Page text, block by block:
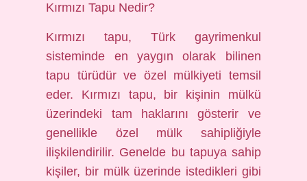
Kırmızı Tapu Nedir?
Kırmızı tapu, Türk gayrimenkul
sisteminde en yaygın olarak bilinen
tapu türüdür ve özel mülkiyeti temsil
eder. Kırmızı tapu, bir kişinin mülkü
üzerindeki tam haklarını gösterir ve
genellikle özel mülk sahipliğiyle
ilişkilendirilir. Genelde bu tapuya sahip
kişiler, bir mülk üzerinde istedikleri gibi